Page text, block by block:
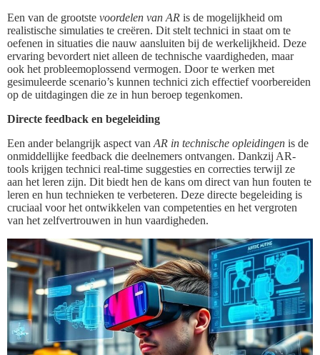
Een van de grootste voordelen van AR is de mogelijkheid om
realistische simulaties te creëren. Dit stelt technici in staat om te
oefenen in situaties die nauw aansluiten bij de werkelijkheid. Deze
ervaring bevordert niet alleen de technische vaardigheden, maar
ook het probleemoplossend vermogen. Door te werken met
gesimuleerde scenario’s kunnen technici zich effectief voorbereiden
op de uitdagingen die ze in hun beroep tegenkomen.
Directe feedback en begeleiding
Een ander belangrijk aspect van AR in technische opleidingen is de
onmiddellijke feedback die deelnemers ontvangen. Dankzij AR-
tools krijgen technici real-time suggesties en correcties terwijl ze
aan het leren zijn. Dit biedt hen de kans om direct van hun fouten te
leren en hun technieken te verbeteren. Deze directe begeleiding is
cruciaal voor het ontwikkelen van competenties en het vergroten
van het zelfvertrouwen in hun vaardigheden.